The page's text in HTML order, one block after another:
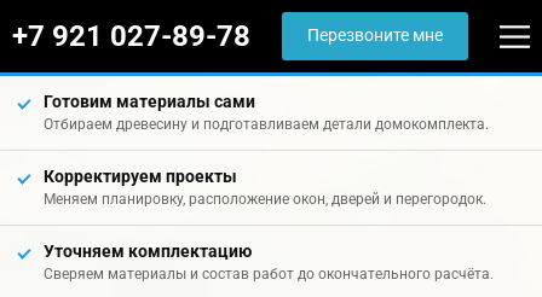
+7 921 027-89-78 Перезвоните мне
Готовим материалы сами
Отбираем древесину и подготавливаем детали домокомплекта.
Корректируем проекты
Меняем планировку, расположение окон, дверей и перегородок.
Уточняем комплектацию
Сверяем материалы и состав работ до окончательного расчёта.